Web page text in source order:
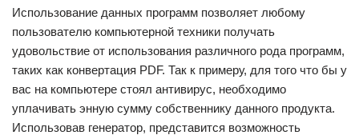
Использование данных программ позволяет любому
пользователю компьютерной техники получать
удовольствие от использования различного рода программ,
таких как конвертация PDF. Так к примеру, для того что бы у
вас на компьютере стоял антивирус, необходимо
уплачивать энную сумму собственнику данного продукта.
Использовав генератор, представится возможность